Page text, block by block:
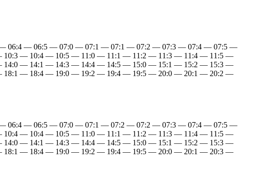
06:4 — 06:5 — 07:0 — 07:1 — 07:1 — 07:2 — 07:3 — 07:4 — 07:5 —
— 10:4 — 10:5 — 11:0 — 11:1 — 11:2 — 11:3 — 11:4 — 11:5 —
— 14:1 — 14:3 — 14:4 — 14:5 — 15:0 — 15:1 — 15:2 — 15:3 —
— 18:4 — 19:0 — 19:2 — 19:4 — 19:5 — 20:0 — 20:1 — 20:2 —
06:4 — 06:5 — 07:0 — 07:1 — 07:2 — 07:2 — 07:3 — 07:4 — 07:5 —
— 10:4 — 10:5 — 11:0 — 11:1 — 11:2 — 11:3 — 11:4 — 11:5 —
— 14:1 — 14:3 — 14:4 — 14:5 — 15:0 — 15:1 — 15:2 — 15:3 —
— 18:4 — 19:0 — 19:2 — 19:4 — 19:5 — 20:0 — 20:1 — 20:3 —